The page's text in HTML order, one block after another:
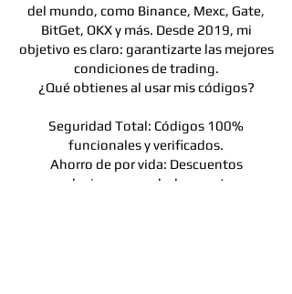
del mundo, como Binance, Mexc, Gate,
BitGet, OKX y más. Desde 2019, mi
objetivo es claro: garantizarte las mejores
condiciones de trading.
¿Qué obtienes al usar mis códigos?
Seguridad Total: Códigos 100%
funcionales y verificados.
Ahorro de por vida: Descuentos
exclusivos y reembolsos en tus